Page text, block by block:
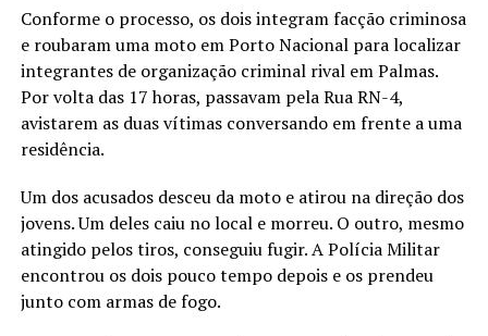
Conforme o processo, os dois integram facção criminosa
e roubaram uma moto em Porto Nacional para localizar
integrantes de organização criminal rival em Palmas.
Por volta das 17 horas, passavam pela Rua RN-4,
avistarem as duas vítimas conversando em frente a uma
residência.
Um dos acusados desceu da moto e atirou na direção dos
jovens. Um deles caiu no local e morreu. O outro, mesmo
atingido pelos tiros, conseguiu fugir. A Polícia Militar
encontrou os dois pouco tempo depois e os prendeu
junto com armas de fogo.